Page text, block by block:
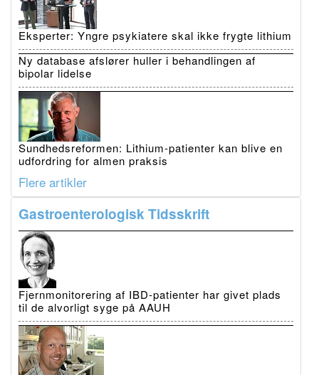
Eksperter: Yngre psykiatere skal ikke frygte lithium
Ny database afslører huller i behandlingen af
bipolar lidelse
Sundhedsreformen: Lithium-patienter kan blive en
udfordring for almen praksis
Flere artikler
Gastroenterologisk Tidsskrift
Fjernmonitorering af IBD-patienter har givet plads
til de alvorligt syge på AAUH